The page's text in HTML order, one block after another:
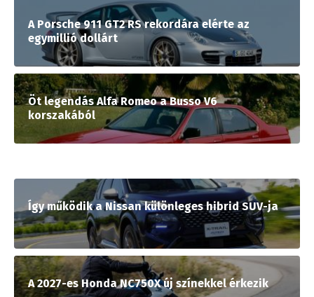
A Porsche 911 GT2 RS rekordára elérte az
egymillió dollárt
Öt legendás Alfa Romeo a Busso V6
korszakából
Így működik a Nissan különleges hibrid SUV-ja
A 2027-es Honda NC750X új színekkel érkezik